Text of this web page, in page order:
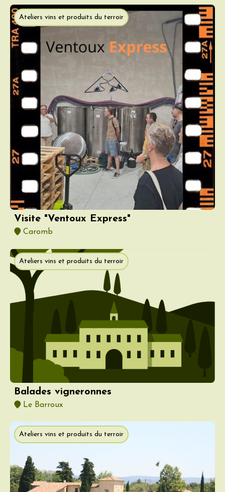
Ateliers vins et produits du terroir
Visite "Ventoux Express"
Caromb
Ateliers vins et produits du terroir
Balades vigneronnes
Le Barroux
Ateliers vins et produits du terroir